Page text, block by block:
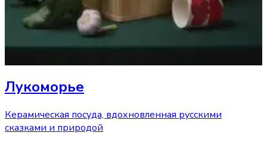
Лукоморье
Керамическая посуда, вдохновленная русскими
сказками и природой